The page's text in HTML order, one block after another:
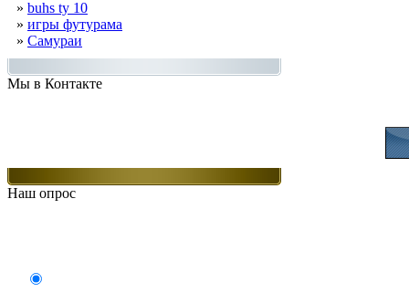
» buhs ty 10
» игры футурама
» Самураи
Мы в Контакте
Наш опрос